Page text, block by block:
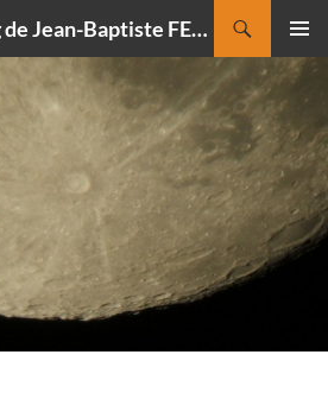
CIELMANIA : le blog de Jean-Baptiste FELDMANN, photographe du ciel
MENU